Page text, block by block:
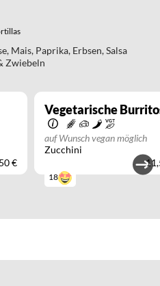
Mais, Paprika, Erbsen, Salsa
Zwiebeln
€
Vegetarische
auf Wunsch vegan möglich
Zucchini
18